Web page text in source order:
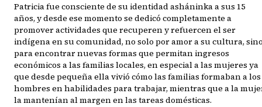
Patricia fue consciente de su identidad asháninka a sus 15
años, y desde ese momento se dedicó completamente a
promover actividades que recuperen y refuercen el ser
indígena en su comunidad, no solo por amor a su cultura,
para encontrar nuevas formas que permitan ingresos
económicos a las familias locales, en especial a las mujeres ya
que desde pequeña ella vivió cómo las familias formaban a los
hombres en habilidades para trabajar, mientras que a la
la mantenían al margen en las tareas domésticas.